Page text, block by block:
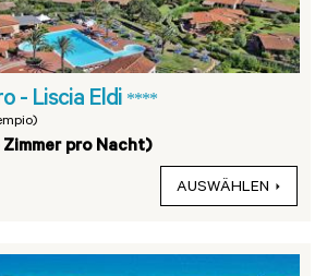
- Liscia Eldi ****
pro Nacht)
AUSWÄHLEN